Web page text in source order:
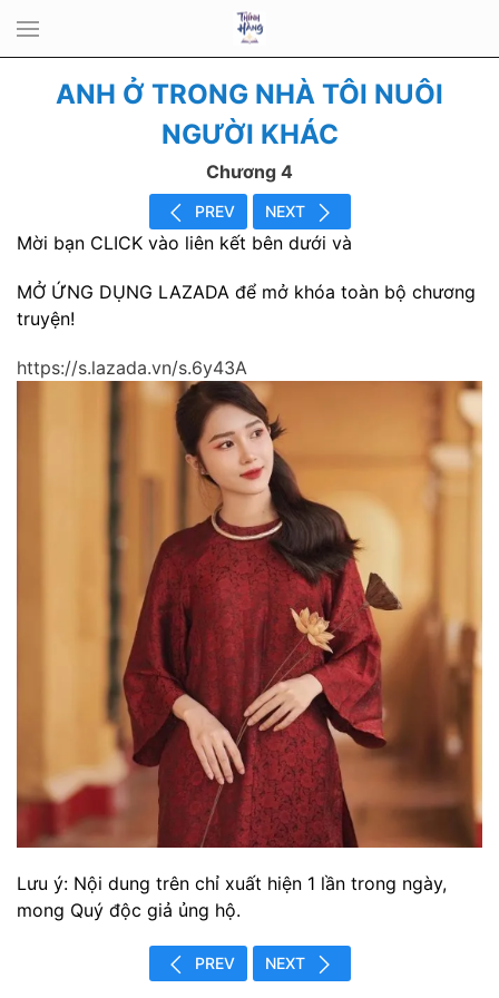
ANH Ở TRONG NHÀ TÔI NUÔI
NGƯỜI KHÁC
Chương 4
PREV NEXT
Mời bạn CLICK vào liên kết bên dưới và
MỞ ỨNG DỤNG LAZADA để mở khóa toàn bộ chương
truyện!
https://s.lazada.vn/s.6y43A
Lưu ý: Nội dung trên chỉ xuất hiện 1 lần trong ngày,
mong Quý độc giả ủng hộ.
PREV NEXT